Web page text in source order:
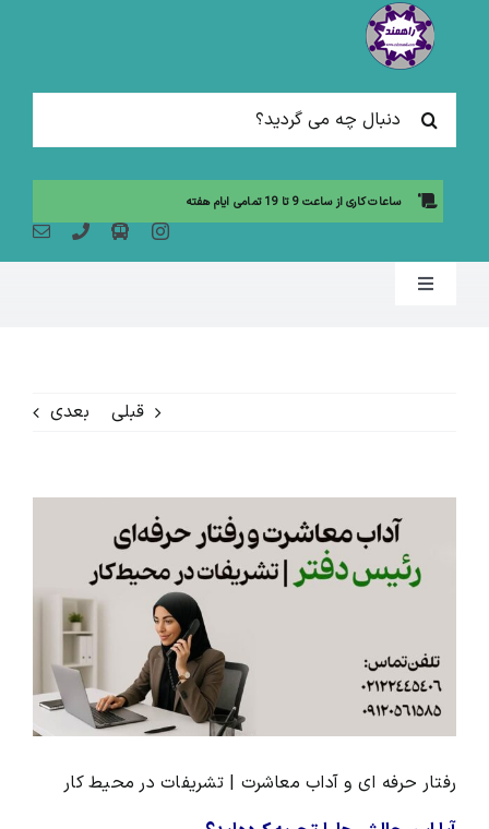
جستجو
برای:
ساعات کاری از ساعت 9 تا 19 تمامی ایام هفته
Toggle
مقالات آموزشی
محصولات و بسته های آموزشیVIP
درباره ما و تماس با ما
قبلی بعدی
Image
رفتار حرفه ای و آداب معاشرت | تشریفات در محیط کار